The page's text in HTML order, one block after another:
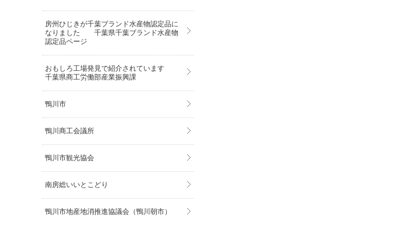
房州ひじきが千葉ブランド水産物認定品に
なりました 千葉県千葉ブランド水産物
認定品ページ
おもしろ工場発見で紹介されています
千葉県商工労働部産業振興課
鴨川市
鴨川商工会議所
鴨川市観光協会
南房総いいとこどり
鴨川市地産地消推進協議会（鴨川朝市）